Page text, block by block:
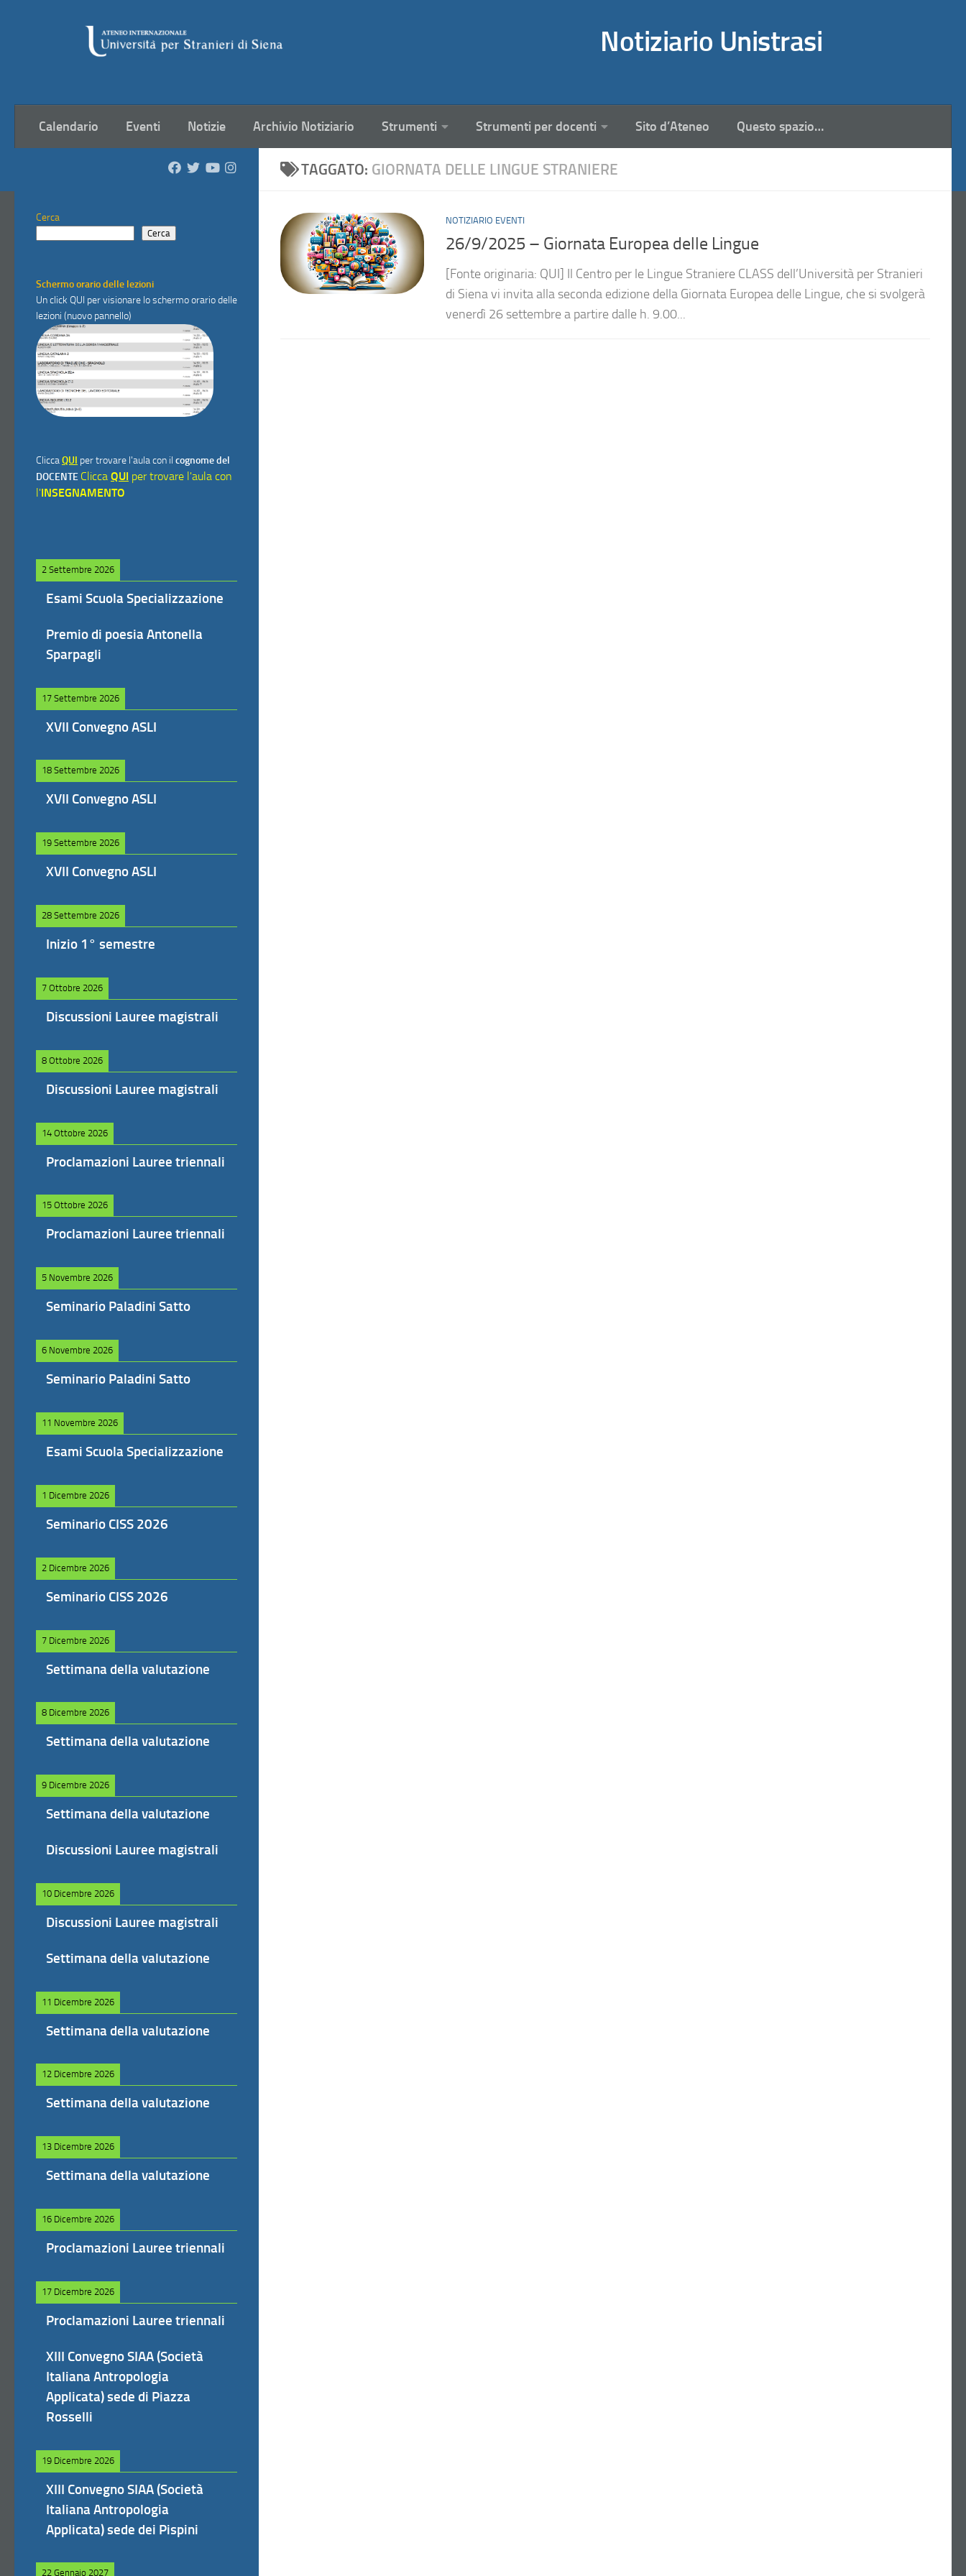
Notiziario Unistrasi
Calendario Eventi Notizie Archivio Notiziario Strumenti Strumenti per docenti Sito d’Ateneo Questo spazio…
TAGGATO: GIORNATA DELLE LINGUE STRANIERE
NOTIZIARIO EVENTI
26/9/2025 – Giornata Europea delle Lingue
[Fonte originaria: QUI] Il Centro per le Lingue Straniere CLASS dell’Università per Stranieri
di Siena vi invita alla seconda edizione della Giornata Europea delle Lingue, che si svolgerà
venerdì 26 settembre a partire dalle h. 9.00...
Cerca
Cerca
Schermo orario delle lezioni
Un click QUI per visionare lo schermo orario delle
lezioni (nuovo pannello)
CliccaQUI per trovare l'aula con il cognome del
DOCENTE Clicca QUI per trovare l'aula con
l'INSEGNAMENTO
2 Settembre 2026
Esami Scuola Specializzazione
Premio di poesia Antonella
Sparpagli
17 Settembre 2026
XVII Convegno ASLI
18 Settembre 2026
XVII Convegno ASLI
19 Settembre 2026
XVII Convegno ASLI
28 Settembre 2026
Inizio 1° semestre
7 Ottobre 2026
Discussioni Lauree magistrali
8 Ottobre 2026
Discussioni Lauree magistrali
14 Ottobre 2026
Proclamazioni Lauree triennali
15 Ottobre 2026
Proclamazioni Lauree triennali
5 Novembre 2026
Seminario Paladini Satto
6 Novembre 2026
Seminario Paladini Satto
11 Novembre 2026
Esami Scuola Specializzazione
1 Dicembre 2026
Seminario CISS 2026
2 Dicembre 2026
Seminario CISS 2026
7 Dicembre 2026
Settimana della valutazione
8 Dicembre 2026
Settimana della valutazione
9 Dicembre 2026
Settimana della valutazione
Discussioni Lauree magistrali
10 Dicembre 2026
Discussioni Lauree magistrali
Settimana della valutazione
11 Dicembre 2026
Settimana della valutazione
12 Dicembre 2026
Settimana della valutazione
13 Dicembre 2026
Settimana della valutazione
16 Dicembre 2026
Proclamazioni Lauree triennali
17 Dicembre 2026
Proclamazioni Lauree triennali
XIII Convegno SIAA (Società
Italiana Antropologia
Applicata) sede di Piazza
Rosselli
19 Dicembre 2026
XIII Convegno SIAA (Società
Italiana Antropologia
Applicata) sede dei Pispini
22 Gennaio 2027